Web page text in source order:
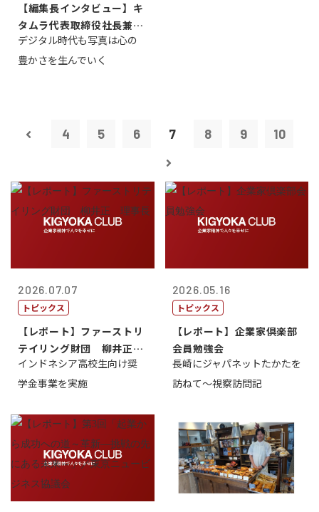
【編集長インタビュー】キ
タムラ代表取締役社長兼Ｃ
ＯＯ 武川 ...
デジタル時代も写真は心の
豊かさを生んでいく
4 5 6 7 8 9 10
2026.07.07
トピックス
【レポート】ファーストリ
テイリング財団 柳井正
理事長
インドネシア高校生向け奨
学金事業を実施
2026.05.16
トピックス
【レポート】企業家倶楽部
会員勉強会
長崎にジャパネットたかたを
訪ねて～視察訪問記